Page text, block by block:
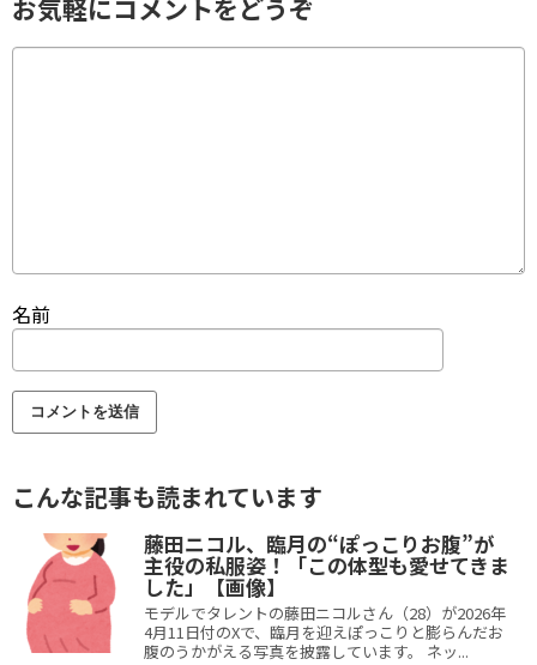
お気軽にコメントをどうぞ
名前
こんな記事も読まれています
藤田ニコル、臨月の“ぽっこりお腹”が
主役の私服姿！「この体型も愛せてきま
した」【画像】
モデルでタレントの藤田ニコルさん（28）が2026年
4月11日付のXで、臨月を迎えぽっこりと膨らんだお
腹のうかがえる写真を披露しています。 ネッ...